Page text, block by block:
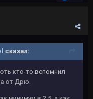
сказал:
кто-то вспомнил
от Дрю.